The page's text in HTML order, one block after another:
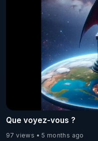
Que voyez-vous ?
97 views 5 months ago